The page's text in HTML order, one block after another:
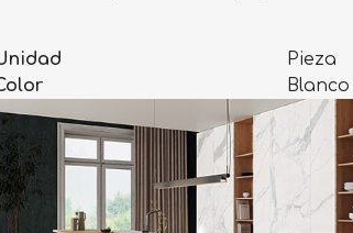
Pieza
Blanco